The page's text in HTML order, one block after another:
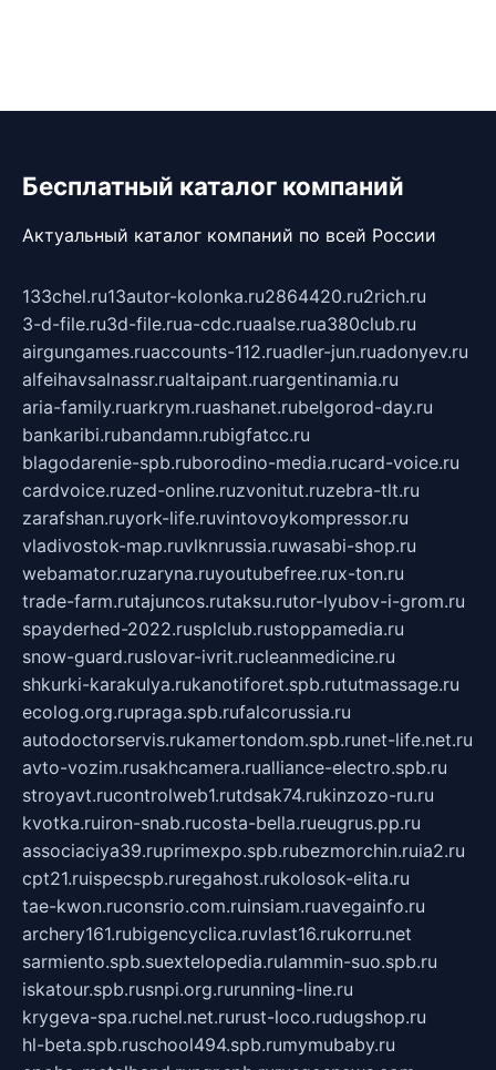
Бесплатный каталог компаний
Актуальный каталог компаний по всей России
133chel.ru13autor-kolonka.ru2864420.ru2rich.ru
3-d-file.ru3d-file.rua-cdc.ruaalse.rua380club.ru
airgungames.ruaccounts-112.ruadler-jun.ruadonyev.ru
alfeihavsalnassr.rualtaipant.ruargentinamia.ru
aria-family.ruarkrym.ruashanet.rubelgorod-day.ru
bankaribi.rubandamn.rubigfatcc.ru
blagodarenie-spb.ruborodino-media.rucard-voice.ru
cardvoice.ruzed-online.ruzvonitut.ruzebra-tlt.ru
zarafshan.ruyork-life.ruvintovoykompressor.ru
vladivostok-map.ruvlknrussia.ruwasabi-shop.ru
webamator.ruzaryna.ruyoutubefree.rux-ton.ru
trade-farm.rutajuncos.rutaksu.rutor-lyubov-i-grom.ru
spayderhed-2022.rusplclub.rustoppamedia.ru
snow-guard.ruslovar-ivrit.rucleanmedicine.ru
shkurki-karakulya.rukanotiforet.spb.rututmassage.ru
ecolog.org.rupraga.spb.rufalcorussia.ru
autodoctorservis.rukamertondom.spb.runet-life.net.ru
avto-vozim.rusakhcamera.rualliance-electro.spb.ru
stroyavt.rucontrolweb1.rutdsak74.rukinzozo-ru.ru
kvotka.ruiron-snab.rucosta-bella.rueugrus.pp.ru
associaciya39.ruprimexpo.spb.rubezmorchin.ruia2.ru
cpt21.ruispecspb.ruregahost.rukolosok-elita.ru
tae-kwon.ruconsrio.com.ruinsiam.ruavegainfo.ru
archery161.rubigencyclica.ruvlast16.rukorru.net
sarmiento.spb.suextelopedia.rulammin-suo.spb.ru
iskatour.spb.rusnpi.org.rurunning-line.ru
krygeva-spa.ruchel.net.rurust-loco.rudugshop.ru
hl-beta.spb.ruschool494.spb.rumymubaby.ru